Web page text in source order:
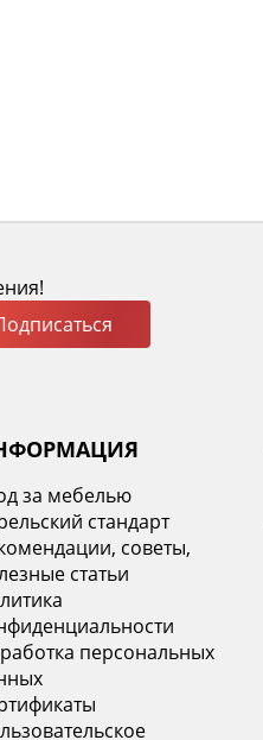
за мебелью
стандарт
советы,
статьи
персональных